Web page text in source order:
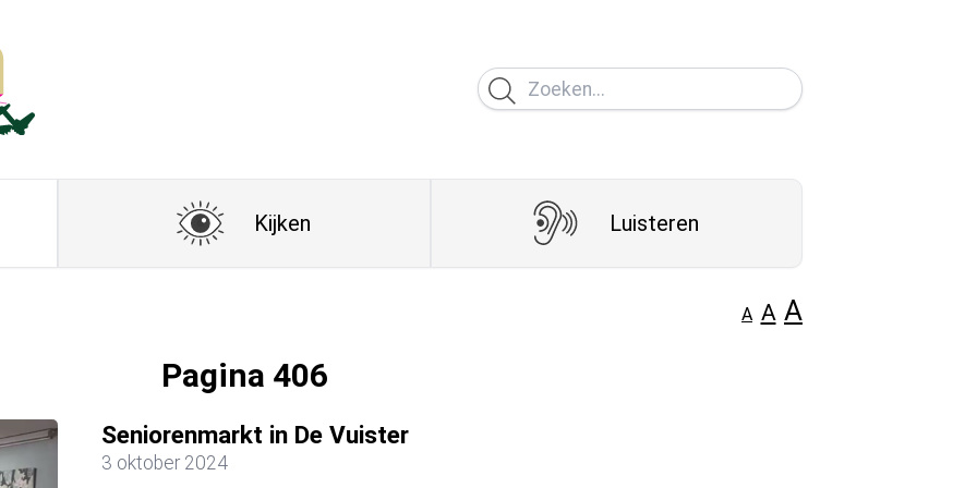
Kijken Luisteren
A A A
Pagina 406
Seniorenmarkt in De Vuister
3 oktober 2024